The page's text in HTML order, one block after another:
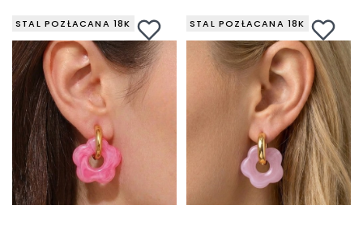
STAL POZŁACANA 18K STAL POZŁACANA 18K